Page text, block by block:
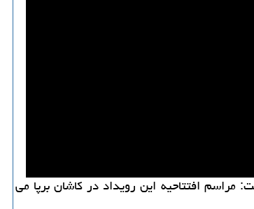
به مناسبت هفته جهانی فضا ( ۱۲ تا ۱۸ مهر) اطلاع داد و اظهار داشت: مراسم افتتاحیه این رویداد در كاشان برپا می